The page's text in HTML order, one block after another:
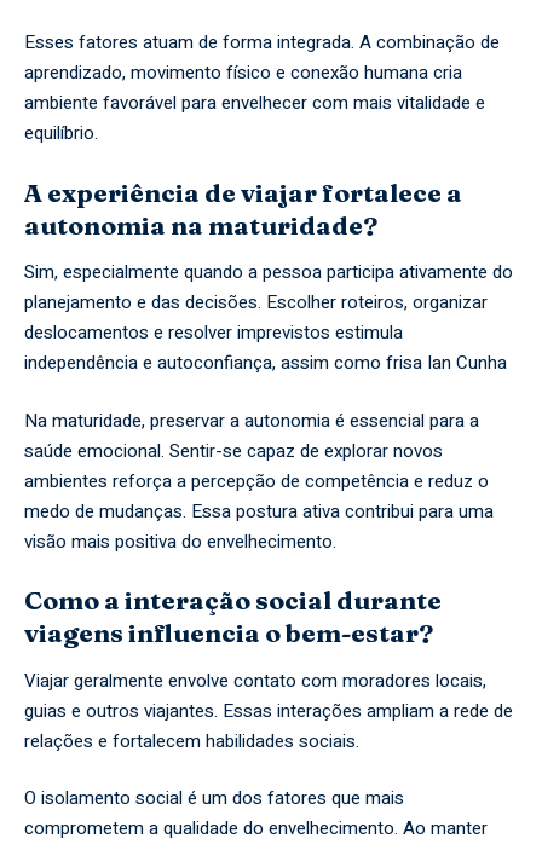
Esses fatores atuam de forma integrada. A combinação de
aprendizado, movimento físico e conexão humana cria
ambiente favorável para envelhecer com mais vitalidade e
equilíbrio.
A experiência de viajar fortalece a
autonomia na maturidade?
Sim, especialmente quando a pessoa participa ativamente do
planejamento e das decisões. Escolher roteiros, organizar
deslocamentos e resolver imprevistos estimula
independência e autoconfiança, assim como frisa Ian Cunha
Na maturidade, preservar a autonomia é essencial para a
saúde emocional. Sentir-se capaz de explorar novos
ambientes reforça a percepção de competência e reduz o
medo de mudanças. Essa postura ativa contribui para uma
visão mais positiva do envelhecimento.
Como a interação social durante
viagens influencia o bem-estar?
Viajar geralmente envolve contato com moradores locais,
guias e outros viajantes. Essas interações ampliam a rede de
relações e fortalecem habilidades sociais.
O isolamento social é um dos fatores que mais
comprometem a qualidade do envelhecimento. Ao manter